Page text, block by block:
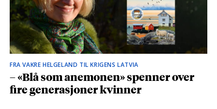
FRA VAKRE HELGELAND TIL KRIGENS LATVIA
– «Blå som anemonen» spenner over
fire generasjoner kvinner